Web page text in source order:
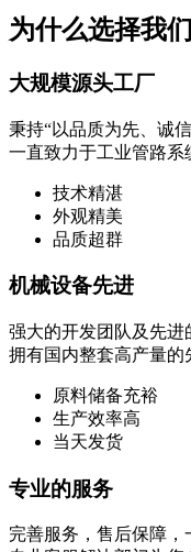
为什么选择我
大规模源头工厂
秉持“以品质为先、诚
一直致力于工业管路系
技术精湛
外观精美
品质超群
机械设备先进
强大的开发团队及先进
拥有国内整套高产量的
原料储备充裕
生产效率高
当天发货
专业的服务
完善服务，售后保障